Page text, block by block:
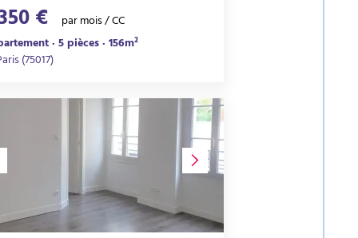
€
par mois / CC
· 5 pièces · 156m²
(75017)